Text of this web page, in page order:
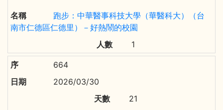
跑步：中華醫事科技大學（華醫科大）（台
南市仁德區仁德里）－好熱鬧的校園
1
664
2026/03/30
21